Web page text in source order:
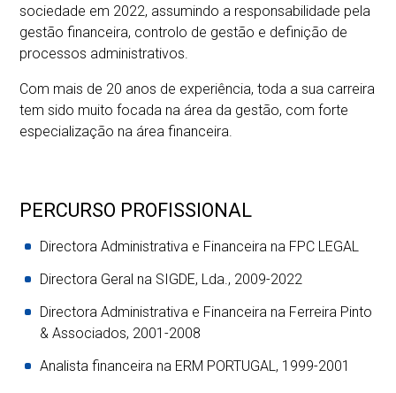
sociedade em 2022, assumindo a responsabilidade pela
gestão financeira, controlo de gestão e definição de
processos administrativos.
Com mais de 20 anos de experiência, toda a sua carreira
tem sido muito focada na área da gestão, com forte
especialização na área financeira.
PERCURSO PROFISSIONAL
Directora Administrativa e Financeira na FPC LEGAL
Directora Geral na SIGDE, Lda., 2009-2022
Directora Administrativa e Financeira na Ferreira Pinto
& Associados, 2001-2008
Analista financeira na ERM PORTUGAL, 1999-2001